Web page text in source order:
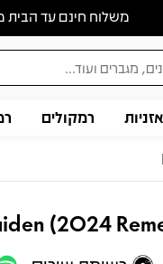
משלוח חינם עד הבית מעל
אזניות רמקולים
(2024